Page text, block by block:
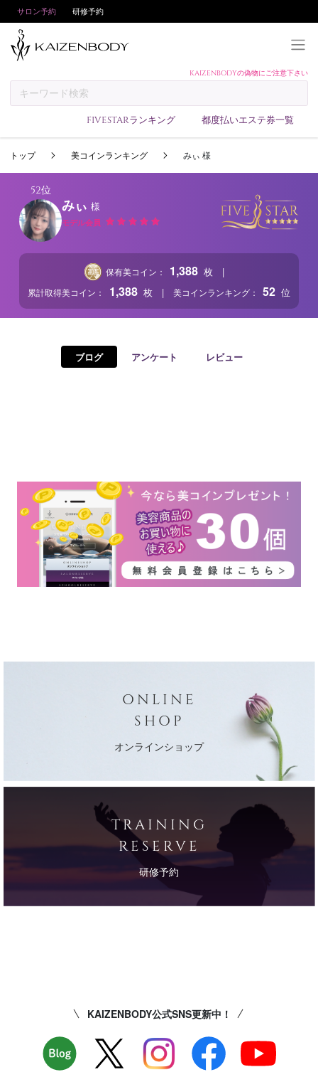
サロン予約 研修予約
KAIZENBODYの偽物にご注意下さい
FIVESTARランキング 都度払いエステ券一覧
予約方法
サロンランキング
ブログ
トップ 美コインランキング みぃ 様
52位
みぃ 様
モデル会員
保有美コイン： 1,388 枚 |
累計取得美コイン： 1,388枚 | 美コインランキング： 52 位
ブログ アンケート レビュー
ONLINE
SHOP
オンラインショップ
TRAINING
RESERVE
研修予約
KAIZENBODY公式SNS更新中！